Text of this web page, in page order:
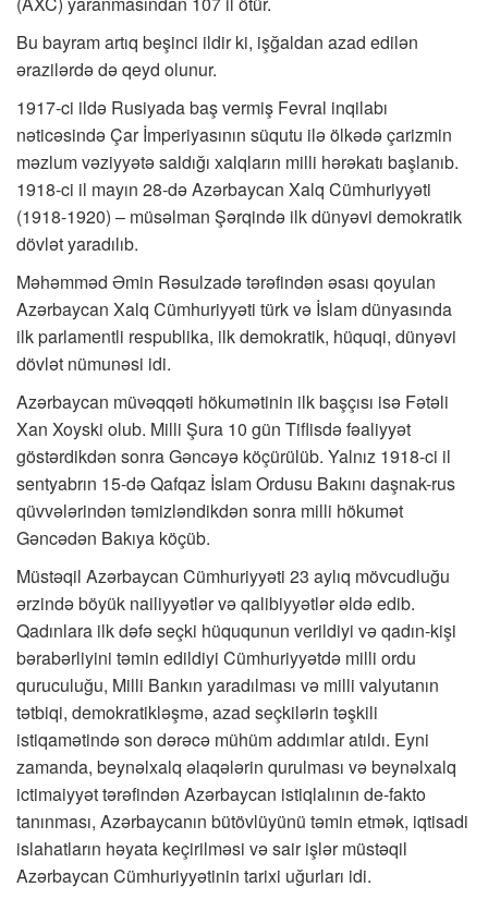
Bu bayram artıq beşinci ildir ki, işğaldan azad edilən
ərazilərdə də qeyd olunur.
1917-ci ildə Rusiyada baş vermiş Fevral inqilabı
nəticəsində Çar İmperiyasının süqutu ilə ölkədə çarizmin
məzlum vəziyyətə saldığı xalqların milli hərəkatı başlanıb.
1918-ci il mayın 28-də Azərbaycan Xalq Cümhuriyyəti
(1918-1920) – müsəlman Şərqində ilk dünyəvi demokratik
dövlət yaradılıb.
Məhəmməd Əmin Rəsulzadə tərəfindən əsası qoyulan
Azərbaycan Xalq Cümhuriyyəti türk və İslam dünyasında
ilk parlamentli respublika, ilk demokratik, hüquqi, dünyəvi
dövlət nümunəsi idi.
Azərbaycan müvəqqəti hökumətinin ilk başçısı isə Fətəli
Xan Xoyski olub. Milli Şura 10 gün Tiflisdə fəaliyyət
göstərdikdən sonra Gəncəyə köçürülüb. Yalnız 1918-ci il
sentyabrın 15-də Qafqaz İslam Ordusu Bakını daşnak-rus
qüvvələrindən təmizləndikdən sonra milli hökumət
Gəncədən Bakıya köçüb.
Müstəqil Azərbaycan Cümhuriyyəti 23 aylıq mövcudluğu
ərzində böyük nailiyyətlər və qalibiyyətlər əldə edib.
Qadınlara ilk dəfə seçki hüququnun verildiyi və qadın-kişi
bərabərliyini təmin edildiyi Cümhuriyyətdə milli ordu
quruculuğu, Milli Bankın yaradılması və milli valyutanın
tətbiqi, demokratikləşmə, azad seçkilərin təşkili
istiqamətində son dərəcə mühüm addımlar atıldı. Eyni
zamanda, beynəlxalq əlaqələrin qurulması və beynəlxalq
ictimaiyyət tərəfindən Azərbaycan istiqlalının de-fakto
tanınması, Azərbaycanın bütövlüyünü təmin etmək, iqtisadi
islahatların həyata keçirilməsi və sair işlər müstəqil
Azərbaycan Cümhuriyyətinin tarixi uğurları idi.